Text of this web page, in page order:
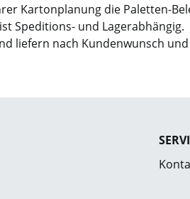
Kartonplanung die Paletten-
Speditions- und Lagerabhängig.
liefern nach Kundenwunsch